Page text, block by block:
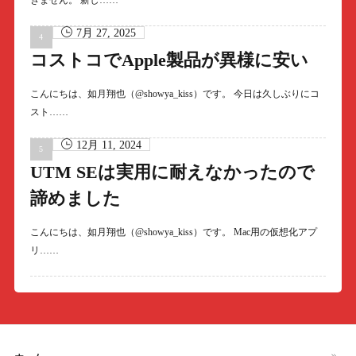
7月 27, 2025
コストコでApple製品が異様に安い
こんにちは、如月翔也（@showya_kiss）です。 今日は久しぶりにコ
スト……
12月 11, 2024
UTM SEは実用に耐えなかったので
諦めました
こんにちは、如月翔也（@showya_kiss）です。 Mac用の仮想化アプ
リ……